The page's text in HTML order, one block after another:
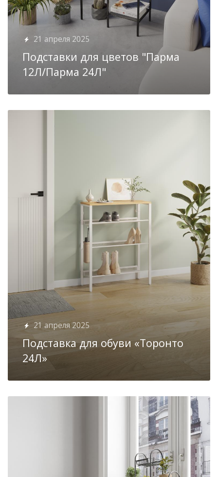
21 апреля 2025
Подставки для цветов "Парма
12Л/Парма 24Л"
21 апреля 2025
Подставка для обуви «Торонто
24Л»